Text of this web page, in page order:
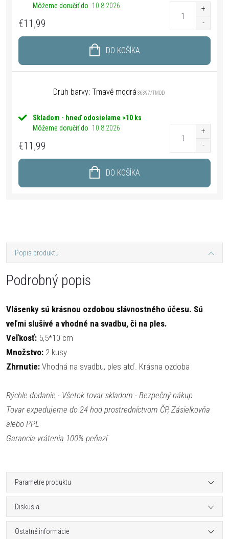
Môžeme doručiť do 10.8.2026
€11,99
DO KOŠÍKA
Druh barvy: Tmavě modrá 36397/TMOD
Skladom - hneď odosielame >10 ks
Môžeme doručiť do 10.8.2026
€11,99
DO KOŠÍKA
Popis produktu
Podrobný popis
Vlásenky sú krásnou ozdobou slávnostného účesu. Sú
veľmi slušivé a vhodné na svadbu, či na ples.
Veľkosť: 5,5*10 cm
Množstvo: 2 kusy
Zhrnutie: Vhodná na svadbu, ples atď. Krásna ozdoba
Rýchle dodanie · Všetok tovar skladom · Bezpečný nákup
Tovar expedujeme do 24 hod prostredníctvom ČP, Zásielkovňa
alebo PPL
Garancia vrátenia 100% peňazí
Parametre produktu
Diskusia
Ostatné informácie